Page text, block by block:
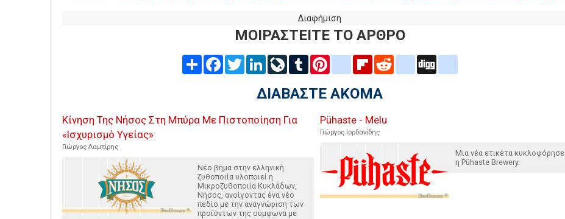
Διαφήμιση
ΜΟΙΡΑΣΤΕΙΤΕ ΤΟ ΑΡΘΡΟ
Share FacebookTwitterLinkedInLiveJournal
Tumblr Pinterestblogger_post
FlipboardRedditdelicious
ΔΙΑΒΑΣΤΕ ΑΚΟΜΑ
Κίνηση Της Νήσος Στη Μπύρα Με Πιστοποίηση Για
«Ισχυρισμό Υγείας»
Γιώργος Λαμπίρης
Νέο βήμα στην ελληνική
ζυθοποιία υλοποιεί η
Μικροζυθοποιία Κυκλάδων,
Νήσος, ανοίγοντας ένα νέο
πεδίο με την αναγνώριση των
προϊόντων της σύμφωνα με
Pühaste - Melu
Γιώργος Ιορδανίδης
Μια νέα ετικέτα κυκλοφόρησε
η Pühaste Brewery.